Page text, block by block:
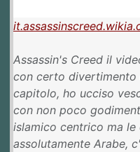
Assassin's Creed il
con certo divertimento
capitolo, ho ucciso
con non poco
islamico centrico ma le
assolutamente Arabe,